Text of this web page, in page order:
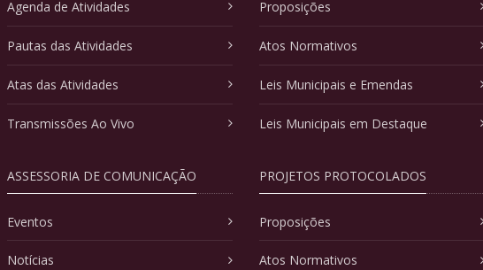
Agenda de Atividades
Pautas das Atividades
Atas das Atividades
Transmissões Ao Vivo
ASSESSORIA DE COMUNICAÇÃO
Eventos
Notícias
Proposições
Atos Normativos
Leis Municipais e Emendas
Leis Municipais em Destaque
PROJETOS PROTOCOLADOS
Proposições
Atos Normativos